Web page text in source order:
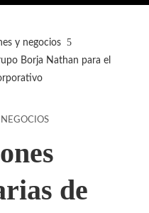
y negocios
Borja Nathan para el
NEGOCIOS
de